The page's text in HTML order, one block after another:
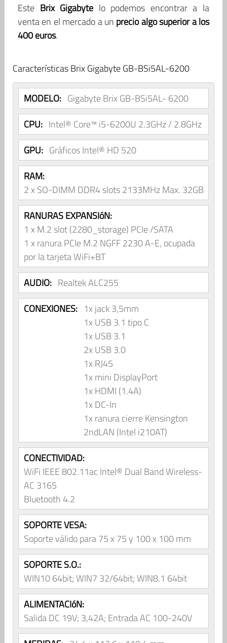
Este Brix Gigabyte lo podemos encontrar a la
venta en el mercado a un precio algo superior a los
400 euros.
Características Brix Gigabyte GB-BSi5AL-6200
MODELO: Gigabyte Brix GB-BSi5AL- 6200
CPU: Intel® Core™ i5-6200U 2.3GHz / 2.8GHz
GPU: Gráficos Intel® HD 520
RAM:
2 x SO-DIMM DDR4 slots 2133MHz Max. 32GB
RANURAS EXPANSIóN:
1 x M.2 slot (2280_storage) PCIe /SATA
1 x ranura PCIe M.2 NGFF 2230 A-E, ocupada
por la tarjeta WiFi+BT
AUDIO: Realtek ALC255
CONEXIONES: 1x jack 3,5mm
1x USB 3.1 tipo C
1x USB 3.1
2x USB 3.0
1x RJ45
1x mini DisplayPort
1x HDMI (1.4A)
1x DC-In
1x ranura cierre Kensington
2ndLAN (Intel i210AT)
CONECTIVIDAD:
WiFi IEEE 802.11ac Intel® Dual Band Wireless-
AC 3165
Bluetooth 4.2
SOPORTE VESA:
Soporte válido para 75 x 75 y 100 x 100 mm
SOPORTE S.O.:
WIN10 64bit; WIN7 32/64bit; WIN8.1 64bit
ALIMENTACIóN:
Salida DC 19V; 3,42A; Entrada AC 100-240V